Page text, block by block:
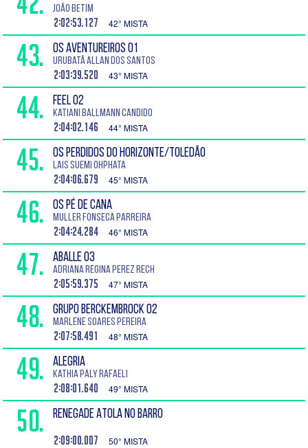
João Betim
2:02:53.127 42° MISTA
43. OS AVENTUREIROS 01
Urubatâ Allan dos Santos
2:03:39.520 43° MISTA
44. FEEL 02
Katiani Ballmann Candido
2:04:02.146 44° MISTA
45. OS PERDIDOS DO HORIZONTE/TOLEDÃO
Lais Suemi Ohphata
2:04:06.679 45° MISTA
46. OS PÉ DE CANA
Muller Fonseca Parreira
2:04:24.284 46° MISTA
47. ABALLE 03
Adriana Regina Perez Rech
2:05:59.375 47° MISTA
48. GRUPO BERCKEMBROCK 02
Marlene Soares Pereira
2:07:58.491 48° MISTA
49. ALEGRIA
Kathia Paly Rafaeli
2:08:01.640 49° MISTA
50. RENEGADE ATOLA NO BARRO
2:09:00.007 50° MISTA